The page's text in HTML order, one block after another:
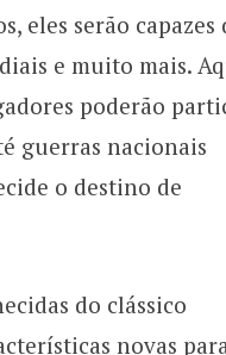
eles serão capazes
e muito mais.
poderão
guerras nacionais
o destino de
do clássico
novas